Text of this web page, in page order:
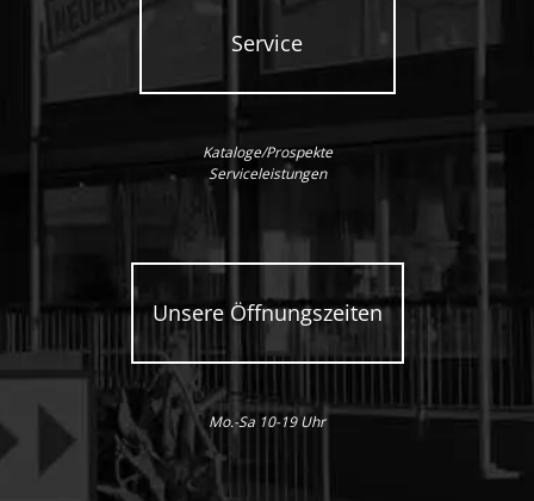
Service
Kataloge/Prospekte
Serviceleistungen
Unsere Öffnungszeiten
Mo.-Sa 10-19 Uhr